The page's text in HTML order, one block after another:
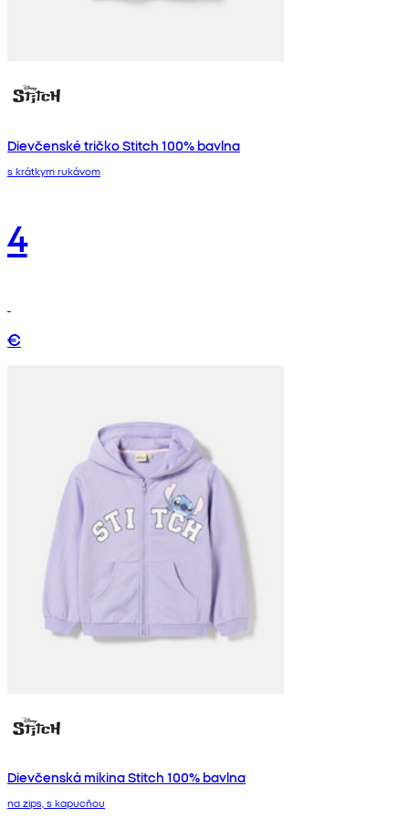
Dievčenské tričko Stitch 100% bavlna
s krátkym rukávom
4
€
Dievčenská mikina Stitch 100% bavlna
na zips, s kapucňou